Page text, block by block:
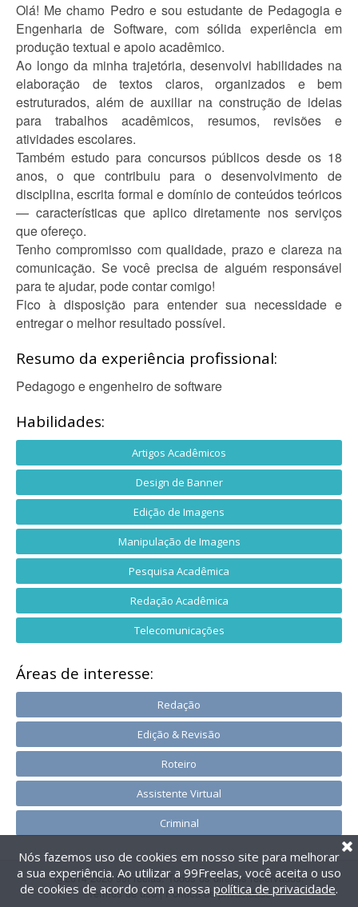
Olá! Me chamo Pedro e sou estudante de Pedagogia e
Engenharia de Software, com sólida experiência em
produção textual e apoio acadêmico.
Ao longo da minha trajetória, desenvolvi habilidades na
elaboração de textos claros, organizados e bem
estruturados, além de auxiliar na construção de ideias
para trabalhos acadêmicos, resumos, revisões e
atividades escolares.
Também estudo para concursos públicos desde os 18
anos, o que contribuiu para o desenvolvimento de
disciplina, escrita formal e domínio de conteúdos teóricos
— características que aplico diretamente nos serviços
que ofereço.
Tenho compromisso com qualidade, prazo e clareza na
comunicação. Se você precisa de alguém responsável
para te ajudar, pode contar comigo!
Fico à disposição para entender sua necessidade e
entregar o melhor resultado possível.
Resumo da experiência profissional:
Pedagogo e engenheiro de software
Habilidades:
Artigos Acadêmicos
Design de Banner
Edição de Imagens
Manipulação de Imagens
Pesquisa Acadêmica
Redação Acadêmica
Telecomunicações
Áreas de interesse:
Redação
Edição & Revisão
Roteiro
Assistente Virtual
Criminal
@2014-2026 99Freelas. Todos os direitos reservados.
Termos de uso| Política de privacidade
Nós fazemos uso de cookies em nosso site para melhorar
a sua experiência. Ao utilizar a 99Freelas, você aceita o uso
de cookies de acordo com a nossa política de privacidade.